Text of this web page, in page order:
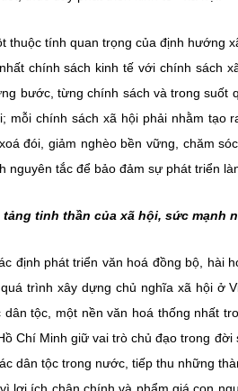
thuộc tính quan trọng của định hướng
chính sách kinh tế với chính sách
bước, từng chính sách và trong
mỗi chính sách xã hội phải nhằm tạo
đói, giảm nghèo bền vững, chăm
nguyên tắc để bảo đảm sự phát triển
tảng tinh thần của xã hội, sức
định phát triển văn hoá đồng bộ, hài
trình xây dựng chủ nghĩa xã hội ở
tộc, một nền văn hoá thống nhất
Chí Minh giữ vai trò chủ đạo trong
dân tộc trong nước, tiếp thu những
lợi ích chân chính và phẩm giá con